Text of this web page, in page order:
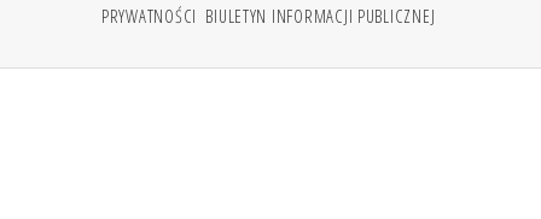
PRYWATNOŚCI BIULETYN INFORMACJI PUBLICZNEJ